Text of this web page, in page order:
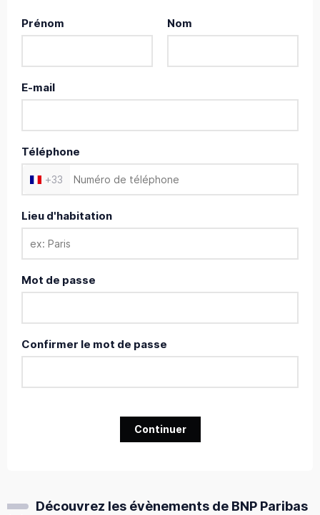
Prénom Nom
E-mail
Téléphone
+33
Lieu d'habitation
Mot de passe
Confirmer le mot de passe
Continuer
Découvrez les évènements de BNP Paribas